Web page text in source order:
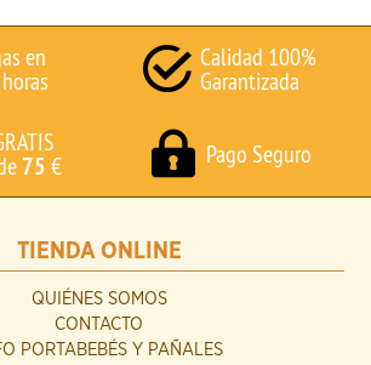
en
Calidad 100%
Garantizada
75 € Pago Seguro
TIENDA ONLINE
QUIÉNES SOMOS
CONTACTO
PORTABEBÉS Y PAÑALES